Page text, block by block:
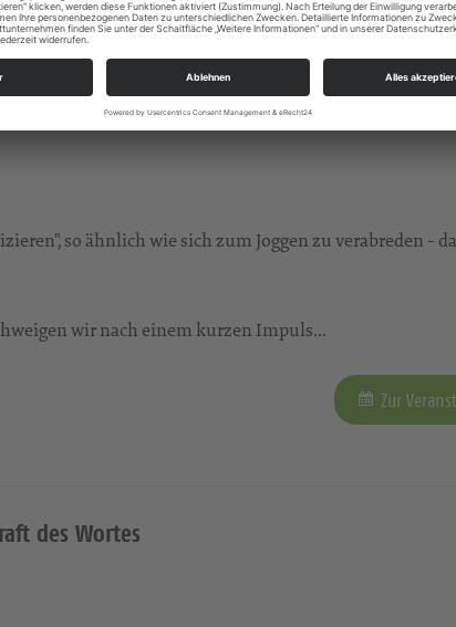
der Stille
so ähnlich wie sich zum Joggen zu verabreden -
wir nach einem kurzen Impuls...
Zur
des Wortes